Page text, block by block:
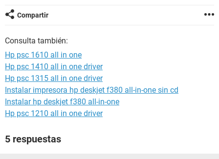
Compartir
Consulta también:
Hp psc 1610 all in one
Hp psc 1410 all in one driver
Hp psc 1315 all in one driver
Instalar impresora hp deskjet f380 all-in-one sin cd
Instalar hp deskjet f380 all-in-one
Hp psc 1210 all in one driver
5 respuestas